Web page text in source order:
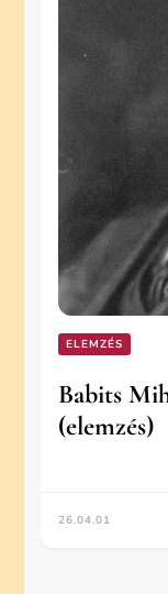
ELEMZÉS
Babits
(elemzés)
26.04.01